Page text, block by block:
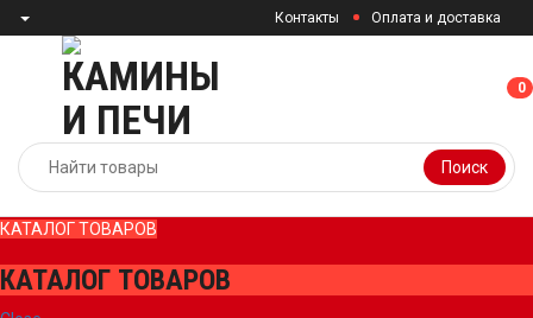
Контакты Оплата и доставка
Поиск
00
КАТАЛОГ ТОВАРОВ
КАТАЛОГ ТОВАРОВ